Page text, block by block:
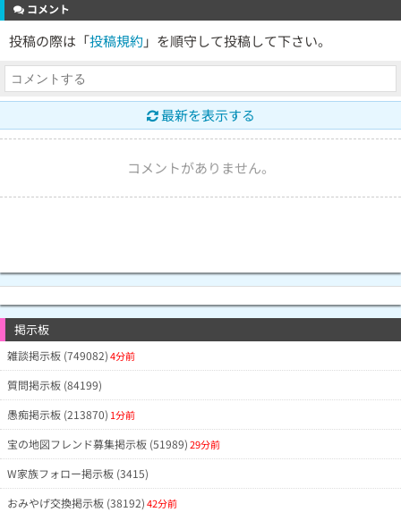
コメント
投稿の際は「投稿規約 」を順守して投稿して下さい。
最新を表示する
コメントがありません。
掲示板
雑談掲示板 (749082)4分前
質問掲示板 (84199)
愚痴掲示板 (213870) 1分前
宝の地図フレンド募集掲示板 (51989)29分前
W家族フォロー掲示板 (3415)
おみやげ交換掲示板 (38192)42分前